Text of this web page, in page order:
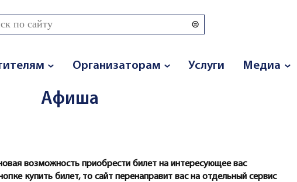
поиска
Организаторам Услуги Медиа
Афиша
возможность приобрести билет на интересующее вас
купить билет, то сайт перенаправит вас на отдельный сервис